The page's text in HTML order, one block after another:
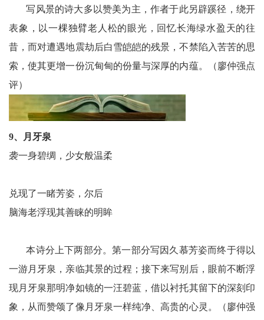
写风景的诗大多以赞美为主，作者于此另辟蹊径，绕开
表象，以一棵独臂老人松的眼光，回忆长海绿水盈天的往
昔，而对遭遇地震劫后白雪皑皑的残景，不禁陷入苦苦的思
索，使其更增一份沉甸甸的份量与深厚的内蕴。（廖仲强点
评）
9、月牙泉
袭一身碧绸，少女般温柔
兑现了一睹芳姿，尔后
脑海老浮现其善睐的明眸
本诗分上下两部分。第一部分写因久慕芳姿而终于得以
一游月牙泉，亲临其景的过程；接下来写别后，眼前不断浮
现月牙泉那明净如镜的一汪碧蓝，借以衬托其留下的深刻印
象，从而赞颂了像月牙泉一样纯净、高贵的心灵。（廖仲强